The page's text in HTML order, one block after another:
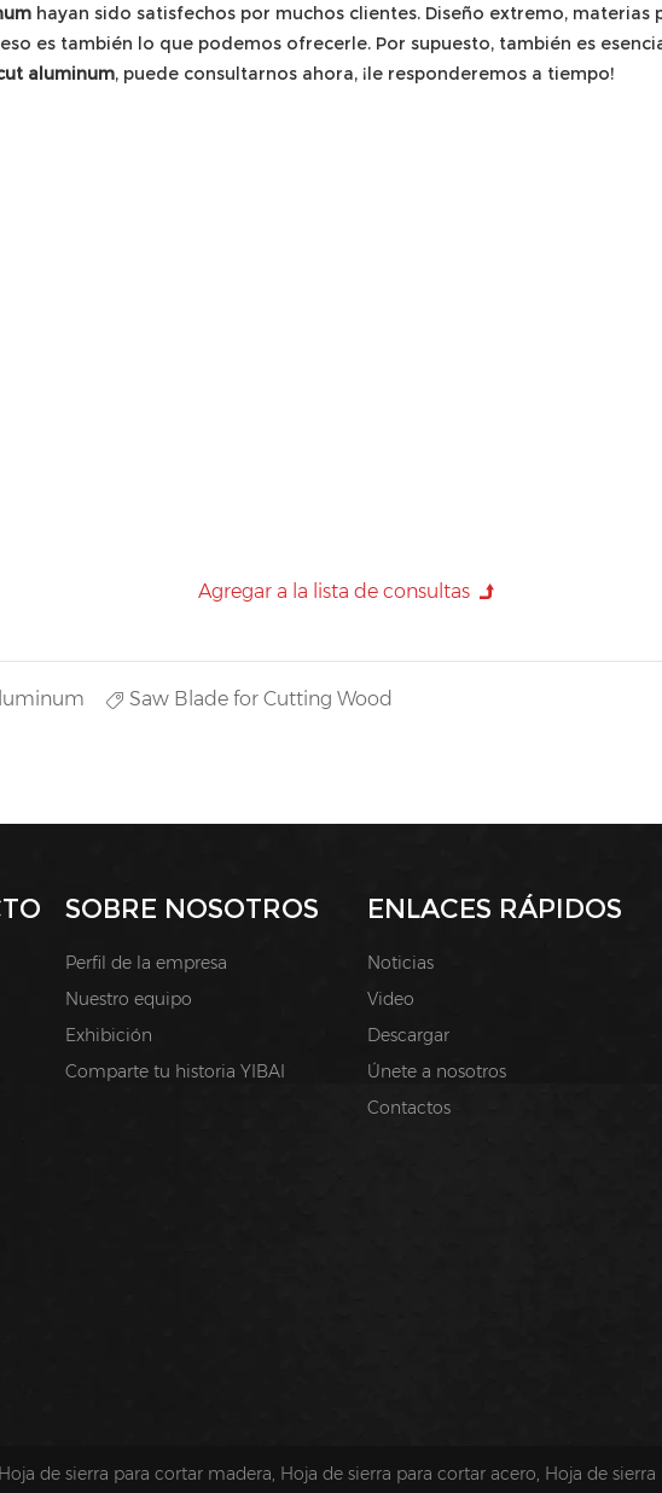
hayan sido satisfechos por muchos clientes. Diseño extremo,
es también lo que podemos ofrecerle. Por supuesto, también es
aluminum, puede consultarnos ahora, ¡le responderemos a tiempo!
Saw Blade for Cutting Wood
SOBRE NOSOTROS
Perfil de la empresa
Nuestro equipo
Exhibición
Comparte tu historia YIBAI
ENLACES RÁPIDOS
Noticias
Video
Descargar
Únete a nosotros
Contactos
Hoja de sierra para cortar madera, Hoja de sierra para cortar acero, Hoja de